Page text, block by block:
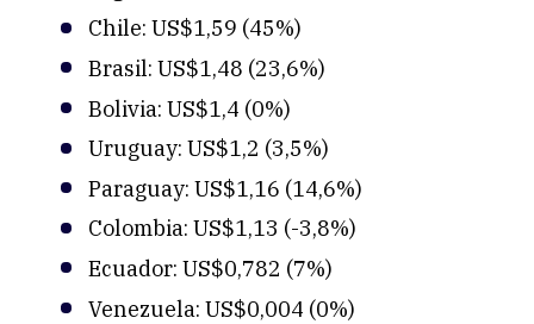
Chile: US$1,59 (45%)
Brasil: US$1,48 (23,6%)
Bolivia: US$1,4 (0%)
Uruguay: US$1,2 (3,5%)
Paraguay: US$1,16 (14,6%)
Colombia: US$1,13 (-3,8%)
Ecuador: US$0,782 (7%)
Venezuela: US$0,004 (0%)